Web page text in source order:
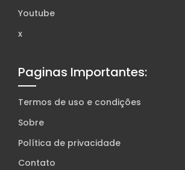
Youtube
x
Paginas Importantes:
Termos de uso e condições
Sobre
Política de privacidade
Contato